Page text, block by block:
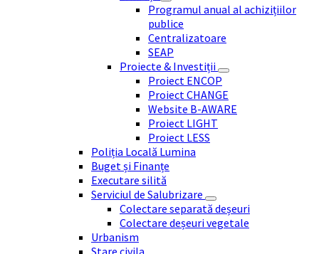
Programul anual al achizițiilor
publice
Centralizatoare
SEAP
Proiecte & Investiții
Proiect ENCOP
Proiect CHANGE
Website B-AWARE
Proiect LIGHT
Proiect LESS
Poliția Locală Lumina
Buget și Finanțe
Executare silită
Serviciul de Salubrizare
Colectare separată deșeuri
Colectare deșeuri vegetale
Urbanism
Stare civila